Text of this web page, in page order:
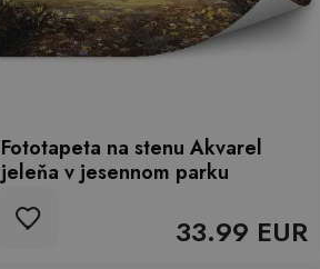
Fototapeta na stenu Akvarel
jeleňa v jesennom parku
33.99 EUR